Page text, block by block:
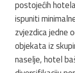
postojećih
ispuniti
zvjezdica jedne
objekata iz
naselje, hotel